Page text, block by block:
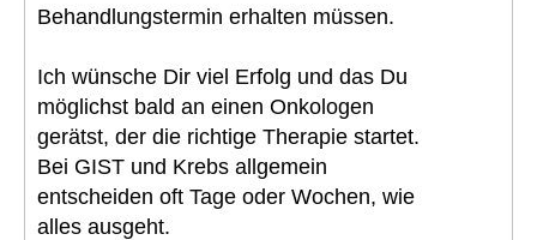
Behandlungstermin erhalten müssen.
Ich wünsche Dir viel Erfolg und das Du
möglichst bald an einen Onkologen
gerätst, der die richtige Therapie startet.
Bei GIST und Krebs allgemein
entscheiden oft Tage oder Wochen, wie
alles ausgeht.